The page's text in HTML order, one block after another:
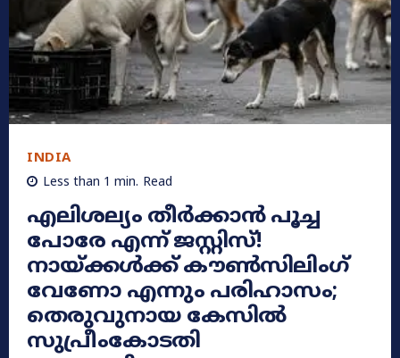
INDIA
Less than 1 min. Read
എലിശല്യം തീർക്കാൻ പൂച്ച
പോരേ എന്ന് ജസ്റ്റിസ്!
നായ്ക്കൾക്ക് കൗൺസിലിംഗ്
വേണോ എന്നും പരിഹാസം;
തെരുവുനായ കേസിൽ
സുപ്രീംകോടതി